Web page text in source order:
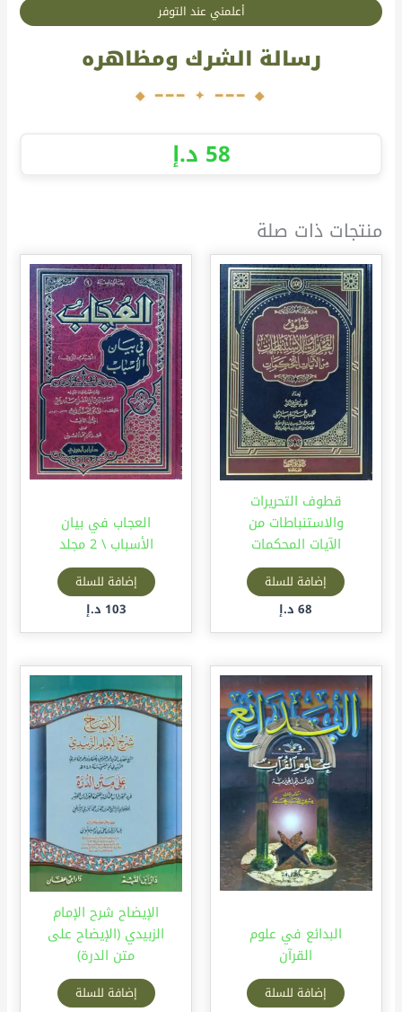
رسالة الشرك ومظاهره
أعلمني عند التوفر
58 د.إ
منتجات ذات صلة
قطوف التحريرات
والاستنباطات من
الآيات المحكمات
إضافة للسلة
68 د.إ
العجاب في بيان
الأسباب \ 2 مجلد
إضافة للسلة
103 د.إ
البدائع في علوم
القرآن
إضافة للسلة
الإيضاح شرح الإمام
الزبيدي (الإيضاح على
متن الدرة)
إضافة للسلة